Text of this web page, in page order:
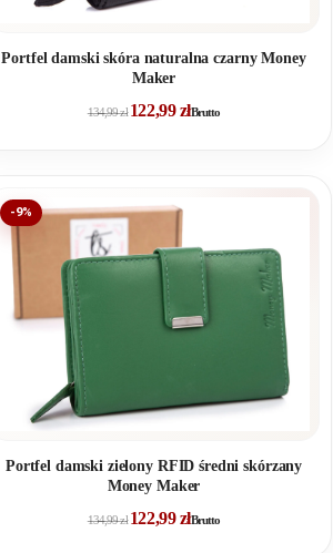
Portfel damski skóra naturalna czarny Money
Maker
134,99zł 122,99złBrutto
-9%
Portfel damski zielony RFID średni skórzany
Money Maker
134,99zł 122,99złBrutto